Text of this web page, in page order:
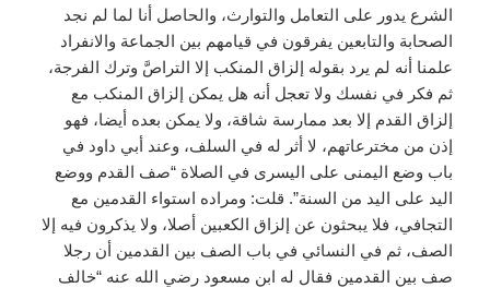
الشرع يدور على التعامل والتوارث، والحاصل أنا لما لم نجد
الصحابة والتابعين يفرقون في قيامهم بين الجماعة والانفراد
علمنا أنه لم يرد بقوله إلزاق المنكب إلا التراصَّ وترك الفرجة،
ثم فكر في نفسك ولا تعجل أنه هل يمكن إلزاق المنكب مع
إلزاق القدم إلا بعد ممارسة شاقة، ولا يمكن بعده أيضا، فهو
إذن من مخترعاتهم، لا أثر له في السلف، وعند أبي داود في
باب وضع اليمنى على اليسرى في الصلاة “صف القدم ووضع
اليد على اليد من السنة”. قلت: ومراده استواء القدمين مع
التجافي، فلا يبحثون عن إلزاق الكعبين أصلا، ولا يذكرون فيه إلا
الصف، ثم في النسائي في باب الصف بين القدمين أن رجلا
صف بين القدمين فقال له ابن مسعود رضي الله عنه “خالف